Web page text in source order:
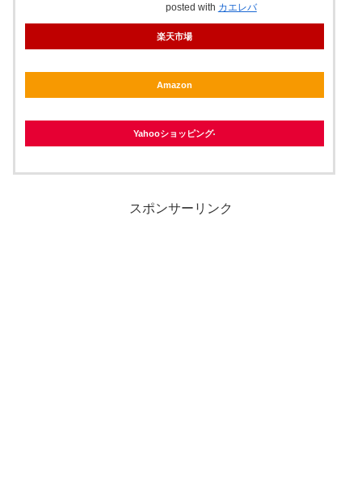
posted with カエレバ
楽天市場
Amazon
Yahooショッピング
スポンサーリンク